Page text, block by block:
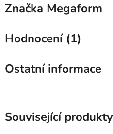
Značka Megaform
Hodnocení (1)
Ostatní informace
Související produkty